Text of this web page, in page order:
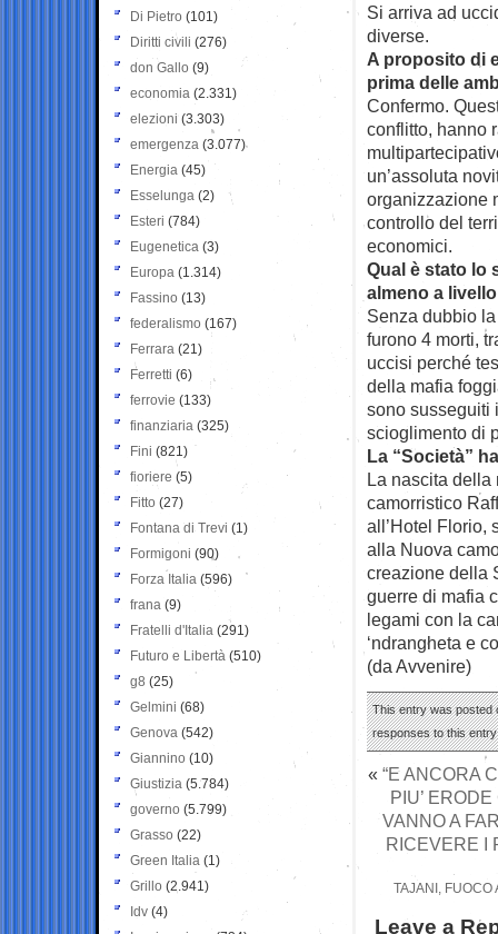
Si arriva ad
diverse.
A proposito di
prima delle
Confermo.
conflitto, hanno
un’assoluta
organizzazione
controllo del
economici.
Qual è stato lo
almeno a
Senza dubbio
furono 4 morti,
uccisi perché
della mafia
sono susseguiti
scioglimento di
La “Società”
La nascita della
camorristico
all’Hotel Florio,
alla Nuova
creazione della
guerre di mafia
legami con la
‘ndrangheta e
(da Avvenire)
This entry was posted
responses to this
« “E ANCORA
PIU’
VANNO A
RICEVERE I
TAJANI, FUOCO
Leave a
Di Pietro (101)
Diritti civili (276)
don Gallo (9)
economia (2.331)
elezioni (3.303)
emergenza (3.077)
Energia (45)
Esselunga (2)
Esteri (784)
Eugenetica (3)
Europa (1.314)
Fassino (13)
federalismo (167)
Ferrara (21)
Ferretti (6)
ferrovie (133)
finanziaria (325)
Fini (821)
fioriere (5)
Fitto (27)
Fontana di Trevi (1)
Formigoni (90)
Forza Italia (596)
frana (9)
Fratelli d'Italia (291)
Futuro e Libertà (510)
g8 (25)
Gelmini (68)
Genova (542)
Giannino (10)
Giustizia (5.784)
governo (5.799)
Grasso (22)
Green Italia (1)
Grillo (2.941)
Idv (4)